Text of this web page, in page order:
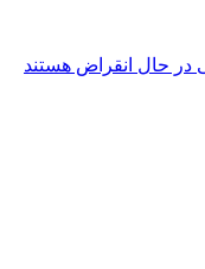
در حال انقراض هستند